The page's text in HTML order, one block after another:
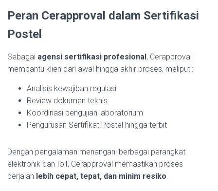
Peran Cerapproval dalam Sertifikasi
Postel
Sebagai agensi sertifikasi profesional, Cerapproval
membantu klien dari awal hingga akhir proses, meliputi:
Analisis kewajiban regulasi
Review dokumen teknis
Koordinasi pengujian laboratorium
Pengurusan Sertifikat Postel hingga terbit
Dengan pengalaman menangani berbagai perangkat
elektronik dan IoT, Cerapproval memastikan proses
berjalan lebih cepat, tepat, dan minim resiko.